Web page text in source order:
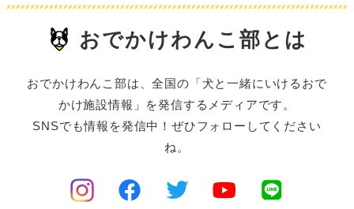
おでかけわんこ部とは
おでかけわんこ部は、全国の「犬と一緒にいけるおで
かけ施設情報」を発信するメディアです。
SNSでも情報を発信中！ぜひフォローしてください
ね。